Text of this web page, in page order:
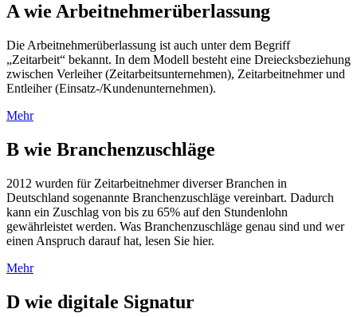
A wie Arbeitnehmerüberlassung
Die Arbeitnehmerüberlassung ist auch unter dem Begriff
„Zeitarbeit“ bekannt. In dem Modell besteht eine Dreiecksbeziehung
zwischen Verleiher (Zeitarbeitsunternehmen), Zeitarbeitnehmer und
Entleiher (Einsatz-/Kundenunternehmen).
Mehr
B wie Branchenzuschläge
2012 wurden für Zeitarbeitnehmer diverser Branchen in
Deutschland sogenannte Branchenzuschläge vereinbart. Dadurch
kann ein Zuschlag von bis zu 65% auf den Stundenlohn
gewährleistet werden. Was Branchenzuschläge genau sind und wer
einen Anspruch darauf hat, lesen Sie hier.
Mehr
D wie digitale Signatur